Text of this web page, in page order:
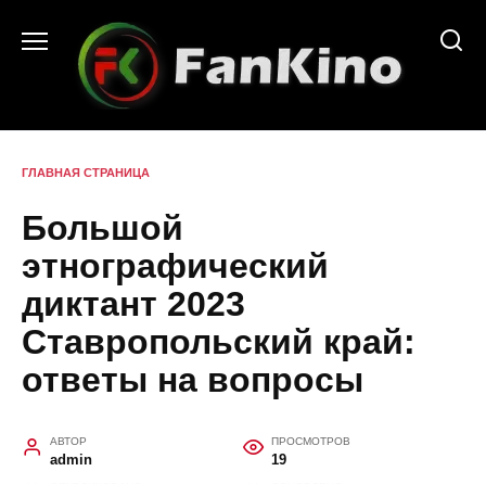
содержанию
ГЛАВНАЯ СТРАНИЦА
Большой
этнографический
диктант 2023
Ставропольский край:
ответы на вопросы
АВТОР
admin
ПРОСМОТРОВ
19